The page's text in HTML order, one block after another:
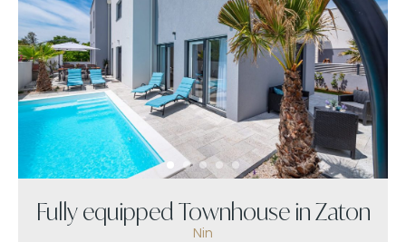
Fully equipped Townhouse in Zaton
Nin